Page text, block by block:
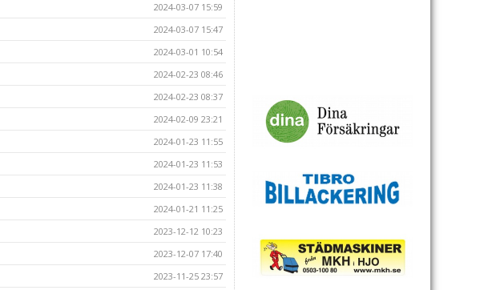
2024-03-07 15:59
2024-03-07 15:47
2024-03-01 10:54
2024-02-23 08:46
2024-02-23 08:37
2024-02-09 23:21
2024-01-23 11:55
2024-01-23 11:53
2024-01-23 11:38
2024-01-21 11:25
2023-12-12 10:23
2023-12-07 17:40
2023-11-25 23:57